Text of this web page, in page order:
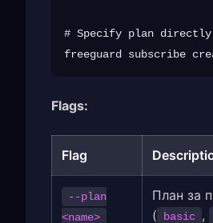
# Specify plan directly
freeguard subscribe
Flags:
Flag
--plan
<name>
План за
(
basic ,